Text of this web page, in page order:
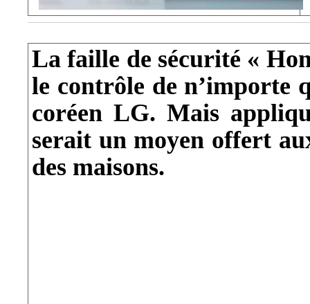
La faille de sécurité «
le contrôle de n’importe
coréen LG. Mais
serait un moyen offert
des maisons.